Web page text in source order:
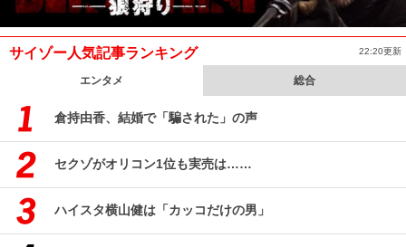
サイゾー人気記事ランキング 22:20更新
エンタメ 総合
倉持由香、結婚で「騙された」の声
セクゾがオリコン1位も実売は……
ハイスタ横山健は「カッコだけの男」